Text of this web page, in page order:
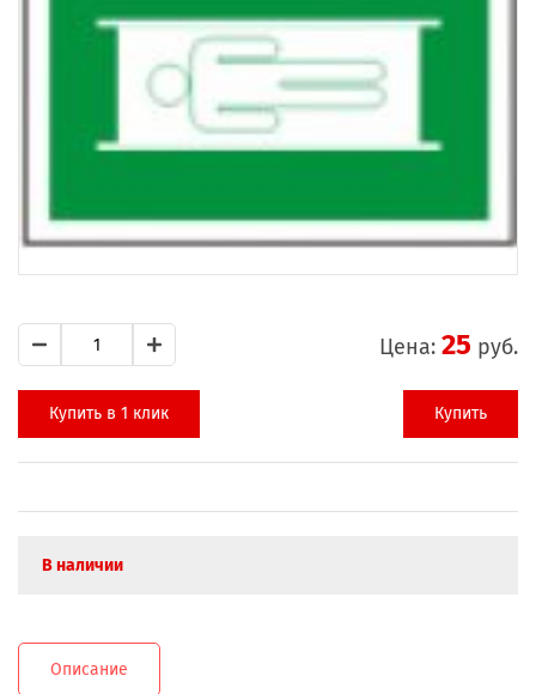
Цена: 25 руб.
Купить в 1 клик Купить
В наличии
Описание